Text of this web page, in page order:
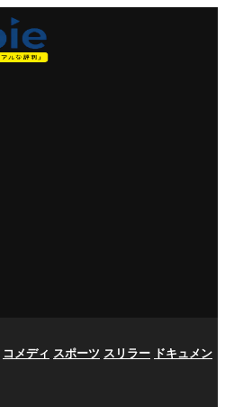
コメディ スポーツ スリラー ドキュメン